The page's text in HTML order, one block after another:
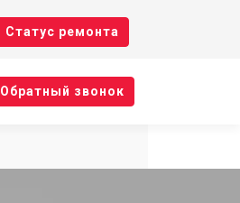
Cтатус ремонта
Oбратный звонок